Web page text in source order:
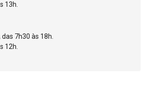
13h.
7h30 às 18h.
12h.